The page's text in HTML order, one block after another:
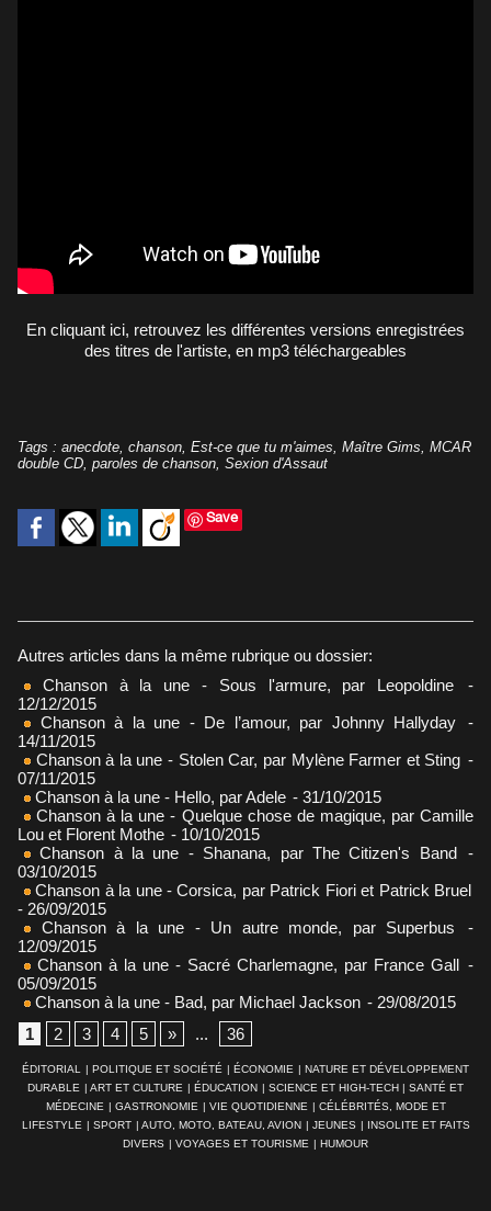
En cliquant ici, retrouvez les différentes versions enregistrées
des titres de l'artiste, en mp3 téléchargeables
Tags : anecdote, chanson, Est-ce que tu m'aimes, Maître Gims, MCAR
double CD, paroles de chanson, Sexion d'Assaut
Save
Autres articles dans la même rubrique ou dossier:
Chanson à la une - Sous l'armure, par Leopoldine
-
12/12/2015
Chanson à la une - De l’amour, par Johnny Hallyday
-
14/11/2015
Chanson à la une - Stolen Car, par Mylène Farmer et Sting -
07/11/2015
Chanson à la une - Hello, par Adele - 31/10/2015
Chanson à la une - Quelque chose de magique, par Camille
Lou et Florent Mothe - 10/10/2015
Chanson à la une - Shanana, par The Citizen's Band -
03/10/2015
Chanson à la une - Corsica, par Patrick Fiori et Patrick Bruel
- 26/09/2015
Chanson à la une - Un autre monde, par Superbus
-
12/09/2015
Chanson à la une - Sacré Charlemagne, par France Gall -
05/09/2015
Chanson à la une - Bad, par Michael Jackson - 29/08/2015
1
2 3 4 5 » ... 36
ÉDITORIAL | POLITIQUE ET SOCIÉTÉ | ÉCONOMIE | NATURE ET DÉVELOPPEMENT
DURABLE | ART ET CULTURE | ÉDUCATION | SCIENCE ET HIGH-TECH | SANTÉ ET
MÉDECINE | GASTRONOMIE | VIE QUOTIDIENNE | CÉLÉBRITÉS, MODE ET
LIFESTYLE | SPORT | AUTO, MOTO, BATEAU, AVION | JEUNES | INSOLITE ET FAITS
DIVERS | VOYAGES ET TOURISME | HUMOUR